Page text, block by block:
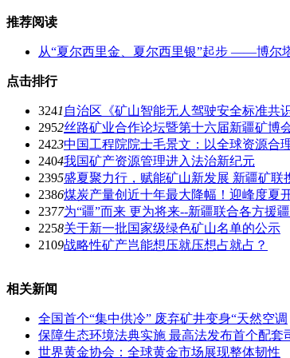
推荐阅读
从“夏尔西里金、夏尔西里银”起步 ——博尔
点击排行
3241 自治区《矿山智能无人驾驶安全标准共
2952丝路矿业合作论坛暨第十六届新疆矿博
2423中国工程院院士毛景文：以全球资源合
2404我国矿产资源管理进入法治新纪元
2395盛夏聚力行，赋能矿山新发展 新疆矿
2386煤炭产量创近十年最大降幅！迎峰度夏
2377为“疆”而来 更为将来--新疆联合各方援
2258关于新一批国家级绿色矿山名单的公示
2109战略性矿产岂能想压就压想占就占？
相关新闻
全国首个“集中供冷” 废弃矿井变身“天然空调
保障生态环境法典实施 最高法发布首个配套
世界黄金协会：全球黄金市场展现整体韧性